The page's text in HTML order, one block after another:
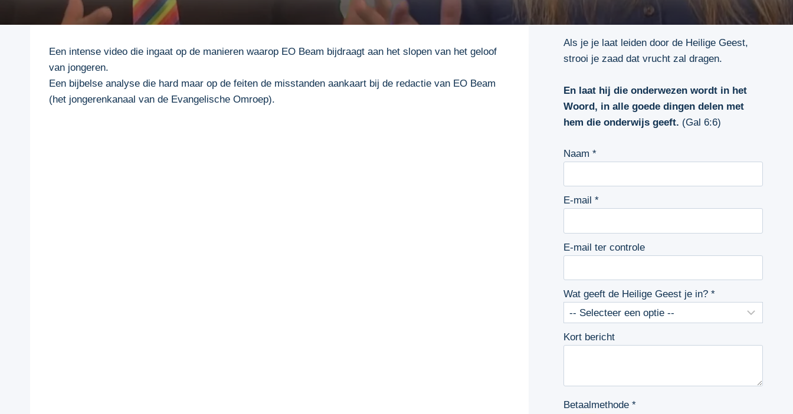
Een intense video die ingaat op de manieren waarop EO Beam bijdraagt aan het slopen van het geloof
van jongeren.
Een bijbelse analyse die hard maar op de feiten de misstanden aankaart bij de redactie van EO Beam
(het jongerenkanaal van de Evangelische Omroep).
Als je je laat leiden door de Heilige Geest,
strooi je zaad dat vrucht zal dragen.
En laat hij die onderwezen wordt in het
Woord, in alle goede dingen delen met
hem die onderwijs geeft. (Gal 6:6)
Naam*
E-mail*
E-mail ter controle
Wat geeft de Heilige Geest je in?*
Kort bericht
Betaalmethode*